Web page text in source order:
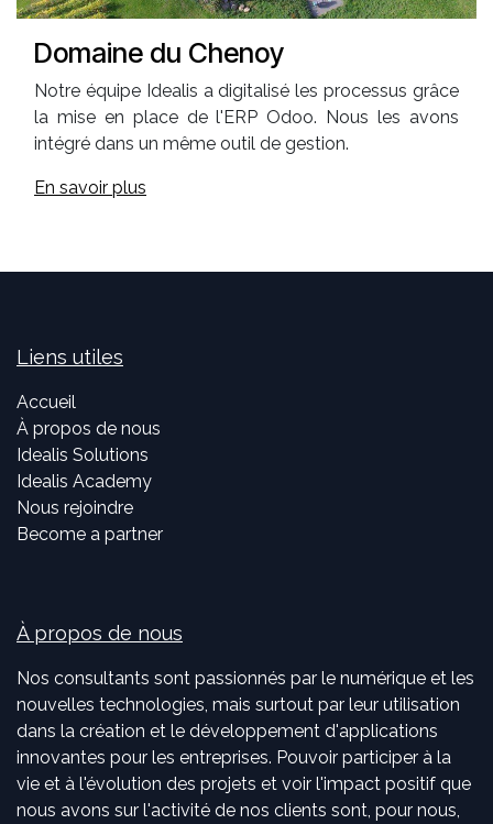
Domaine du Chenoy
Notre équipe Idealis a digitalisé les processus grâce
la mise en place de l'ERP Odoo. Nous les avons
intégré dans un même outil de gestion.
En savoir plus
Liens utiles
Accueil
À propos de nous
Idealis Solutions
Idealis Academy
Nous rejoindre
Become a partner
À propos de nous
Nos consultants sont passionnés par le numérique et les
nouvelles technologies, mais surtout par leur utilisation
dans la création et le développement d'applications
innovantes pour les entreprises. Pouvoir participer à la
vie et à l'évolution des projets et voir l'impact positif que
nous avons sur l'activité de nos clients sont, pour nous,